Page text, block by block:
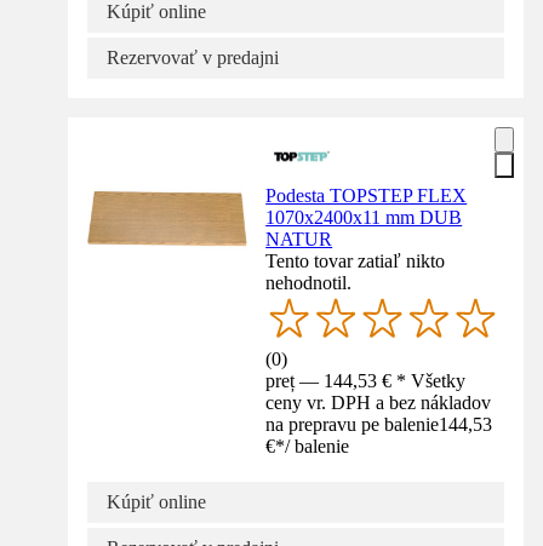
Kúpiť online
Rezervovať v predajni
Podesta TOPSTEP FLEX
1070x2400x11 mm DUB
NATUR
Tento tovar zatiaľ nikto
nehodnotil.
(0)
preț — 144,53 € * Všetky
ceny vr. DPH a bez nákladov
na prepravu pe balenie144,53
€*/ balenie
Kúpiť online